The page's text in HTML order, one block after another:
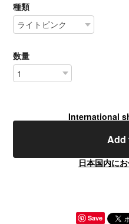
種類
数量
International
Add
日本国内に
Save